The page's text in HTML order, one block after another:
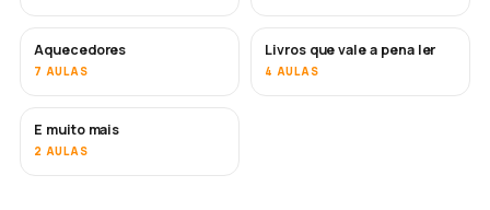
EM BREVE
Aquecedores
7 AULAS
EM BREVE
Livros que vale a pena ler
4 AULAS
EM BREVE
E muito mais
2 AULAS